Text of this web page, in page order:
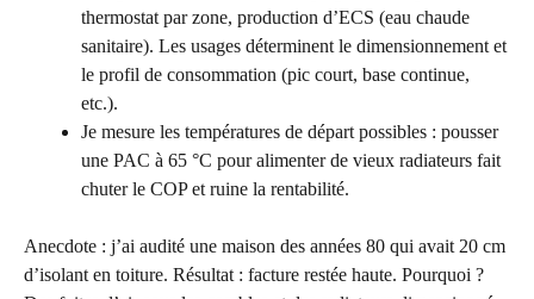
thermostat par zone, production d’ECS (eau chaude
sanitaire). Les usages déterminent le dimensionnement et
le profil de consommation (pic court, base continue,
etc.).
Je mesure les températures de départ possibles : pousser
une PAC à 65 °C pour alimenter de vieux radiateurs fait
chuter le COP et ruine la rentabilité.
Anecdote : j’ai audité une maison des années 80 qui avait 20 cm
d’isolant en toiture. Résultat : facture restée haute. Pourquoi ?